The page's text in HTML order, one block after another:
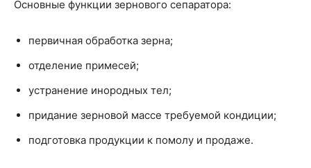
Основные функции зернового сепаратора:
первичная обработка зерна;
отделение примесей;
устранение инородных тел;
придание зерновой массе требуемой кондиции;
подготовка продукции к помолу и продаже.